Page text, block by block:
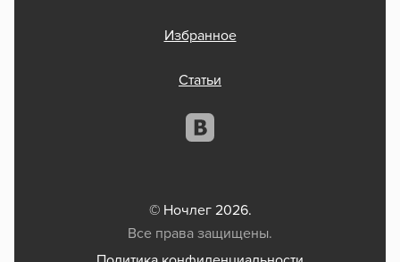
Избранное
Статьи
© Ночлег 2026.
Все права защищены.